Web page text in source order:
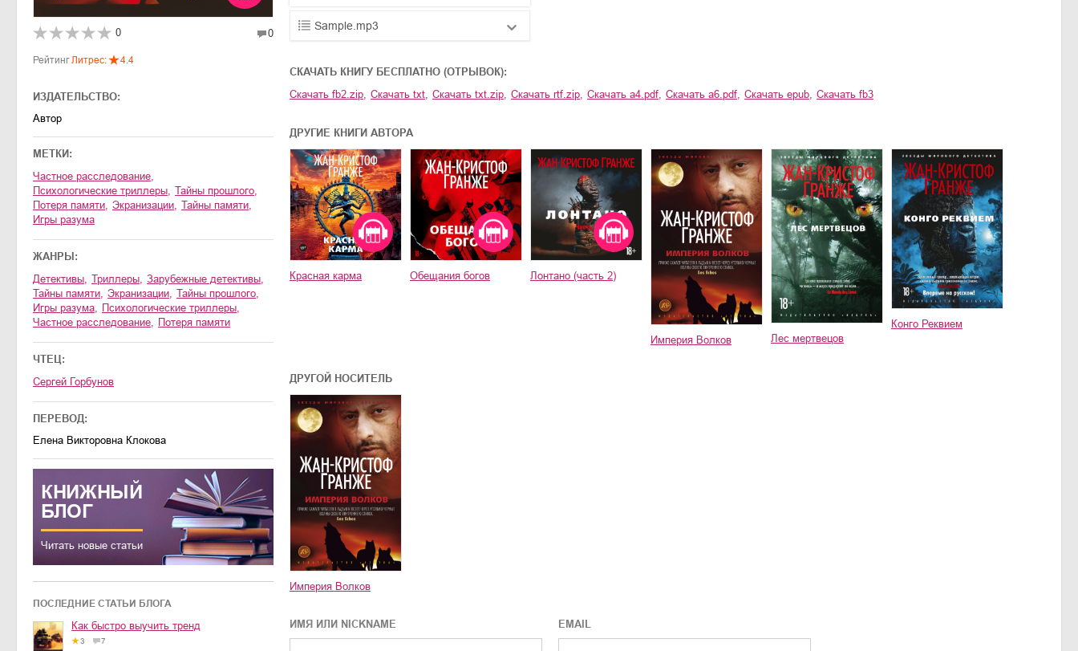
0 0
РейтингЛитрес: 4.4
ИЗДАТЕЛЬСТВО:
Автор
МЕТКИ:
частное расследование,
психологические триллеры, тайны прошлого,
потеря памяти, экранизации, тайны памяти,
игры разума
ЖАНРЫ:
детективы, триллеры, зарубежные детективы,
тайны памяти, экранизации, тайны прошлого,
игры разума, психологические триллеры,
частное расследование, потеря памяти
ЧТЕЦ:
Сергей Горбунов
ПЕРЕВОД:
Елена Викторовна Клокова
КНИЖНЫЙ
БЛОГ
Читать новые статьи
ПОСЛЕДНИЕ СТАТЬИ БЛОГА
Как быстро выучить тренд
3 7
Sample.mp3
CКАЧАТЬ КНИГУ БЕСПЛАТНО (ОТРЫВОК):
Скачать fb2.zip, Скачать txt, Скачать txt.zip, Скачать rtf.zip, Скачать a4.pdf, Скачать a6.pdf, Скачать epub, Скачать fb3
ДРУГИЕ КНИГИ АВТОРА
Красная карма Обещания богов Лонтано (часть 2)
Империя Волков Лес мертвецов
Конго Реквием
ДРУГОЙ НОСИТЕЛЬ
Империя Волков
ИМЯ ИЛИ NICKNAME EMAIL